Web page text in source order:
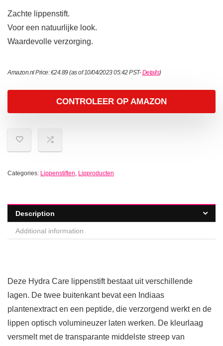
Zachte lippenstift.
Voor een natuurlijke look.
Waardevolle verzorging.
Amazon.nl Price:€24.89(as of 10/04/2023 05:42 PST-Details)
CONTROLEER OP AMAZON
Categories: Lippenstiften, Lipproducten
Description
Additional information
Deze Hydra Care lippenstift bestaat uit verschillende
lagen. De twee buitenkant bevat een Indiaas
plantenextract en een peptide, die verzorgend werkt en de
lippen optisch volumineuzer laten werken. De kleurlaag
versmelt met de transparante middelste streep van